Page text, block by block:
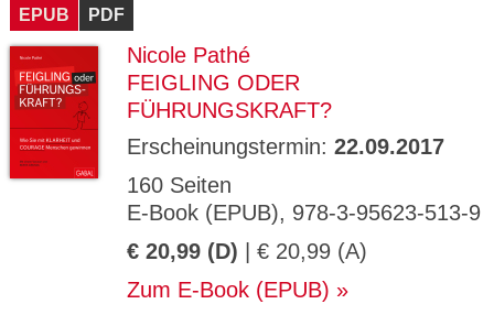
EPUB PDF
Nicole Pathé
FEIGLING ODER
FÜHRUNGSKRAFT?
Erscheinungstermin: 22.09.2017
160 Seiten
E-Book (EPUB), 978-3-95623-513-9
€ 20,99 (D) | € 20,99 (A)
Zum E-Book (EPUB)